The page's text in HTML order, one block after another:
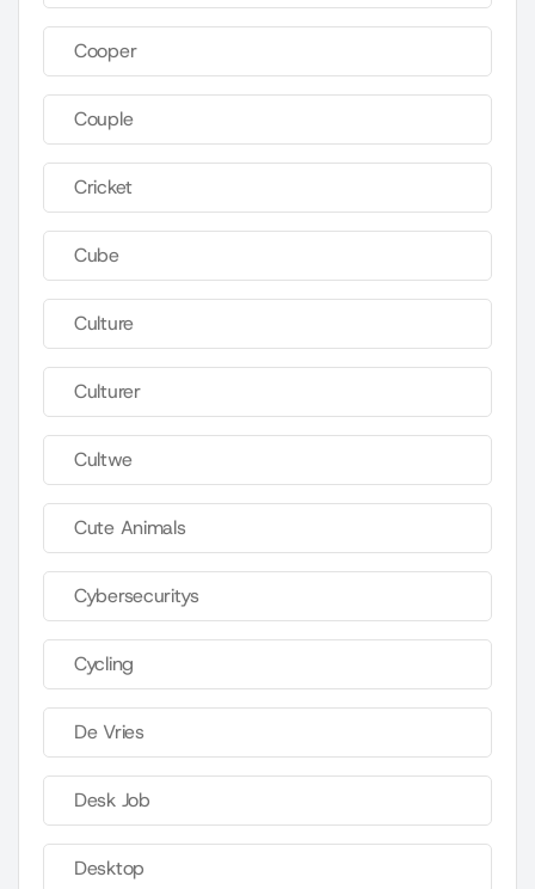
Cooper
Couple
Cricket
Cube
Culture
Culturer
Cultwe
Cute Animals
Cybersecuritys
Cycling
De Vries
Desk Job
Desktop